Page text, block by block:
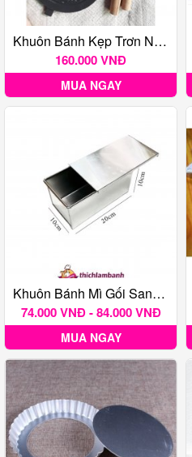
Khuôn Bánh Kẹp Trơn Nhôm Chống Dính Huỳnh Anh Size NHỎ - 16 Cm
160.000 VNĐ
MUA NGAY
Khuôn Bánh Mì Gối Sandwich Gia Công
74.000 VNĐ - 84.000 VNĐ
MUA NGAY